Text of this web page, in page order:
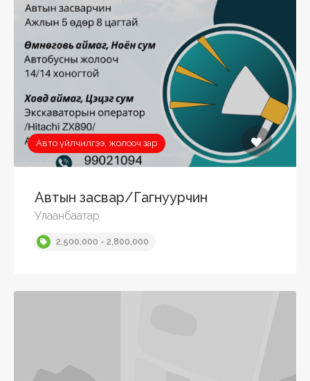
Авто үйлчилгээ, жолооч зар
Автын засвар/Гагнуурчин
Улаанбаатар
2,500,000 - 2,800,000